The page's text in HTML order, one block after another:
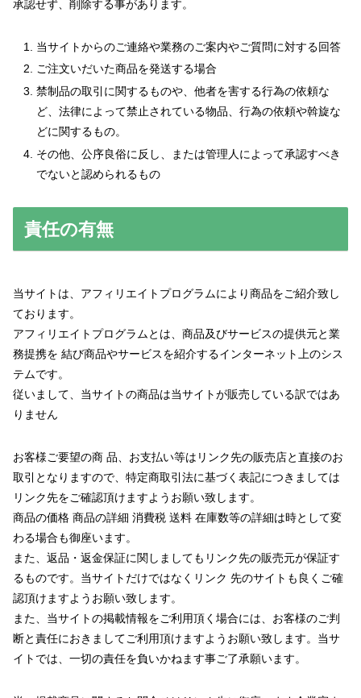
承認せず、削除する事があります。
当サイトからのご連絡や業務のご案内やご質問に対する回答
ご注文いだいた商品を発送する場合
禁制品の取引に関するものや、他者を害する行為の依頼な
ど、法律によって禁止されている物品、行為の依頼や斡旋な
どに関するもの。
その他、公序良俗に反し、または管理人によって承認すべき
でないと認められるもの
責任の有無
当サイトは、アフィリエイトプログラムにより商品をご紹介致し
ております。
アフィリエイトプログラムとは、商品及びサービスの提供元と業
務提携を 結び商品やサービスを紹介するインターネット上のシス
テムです。
従いまして、当サイトの商品は当サイトが販売している訳ではあ
りません
お客様ご要望の商 品、お支払い等はリンク先の販売店と直接のお
取引となりますので、特定商取引法に基づく表記につきましては
リンク先をご確認頂けますようお願い致します。
商品の価格 商品の詳細 消費税 送料 在庫数等の詳細は時として変
わる場合も御座います。
また、返品・返金保証に関しましてもリンク先の販売元が保証す
るものです。当サイトだけではなくリンク 先のサイトも良くご確
認頂けますようお願い致します。
また、当サイトの掲載情報をご利用頂く場合には、お客様のご判
断と責任におきましてご利用頂けますようお願い致します。当サ
イトでは、一切の責任を負いかねます事ご了承願います。